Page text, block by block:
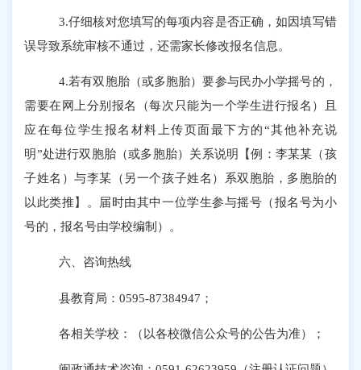
3.仔细核对您填写的每项内容是否正确，如因填写错
误导致系统审核不通过，还需家长修改报名信息。
4.若有双胞胎（或多胞胎）要参与民办小学摇号的，
需要在网上分别报名（每次只能为一个学生进行报名）且
应在每位学生报名材料上传页面最下方的“其他补充说
明”处进行双胞胎（或多胞胎）关系说明【例：李某某（孩
子姓名）与李某（另一个孩子姓名）系双胞胎，多胞胎的
以此类推】。届时由其中一位学生参与摇号（报名号为小
号的，报名号由学校编制）。
六、咨询热线
县教育局：0595-87384947；
各相关学校：（以各校微信公众号的公告为准）；